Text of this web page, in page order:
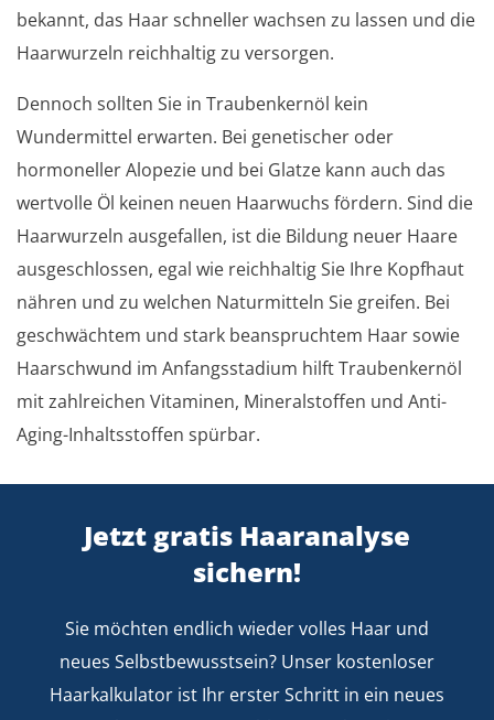
bekannt, das Haar schneller wachsen zu lassen und die
Haarwurzeln reichhaltig zu versorgen.
Dennoch sollten Sie in Traubenkernöl kein
Wundermittel erwarten. Bei genetischer oder
hormoneller Alopezie und bei Glatze kann auch das
wertvolle Öl keinen neuen Haarwuchs fördern. Sind die
Haarwurzeln ausgefallen, ist die Bildung neuer Haare
ausgeschlossen, egal wie reichhaltig Sie Ihre Kopfhaut
nähren und zu welchen Naturmitteln Sie greifen. Bei
geschwächtem und stark beanspruchtem Haar sowie
Haarschwund im Anfangsstadium hilft Traubenkernöl
mit zahlreichen Vitaminen, Mineralstoffen und Anti-
Aging-Inhaltsstoffen spürbar.
Jetzt gratis Haaranalyse
sichern!
Sie möchten endlich wieder volles Haar und
neues Selbstbewusstsein? Unser kostenloser
Haarkalkulator ist Ihr erster Schritt in ein neues